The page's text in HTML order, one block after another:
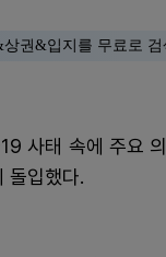
권&입지를 무료로
사태 속에 주요
돌입했다.